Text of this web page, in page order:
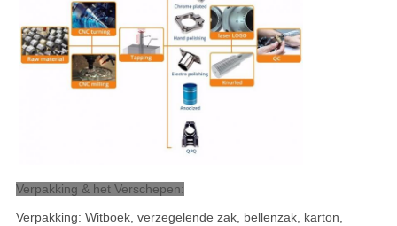
Verpakking & het Verschepen:
Verpakking: Witboek, verzegelende zak, bellenzak, karton,